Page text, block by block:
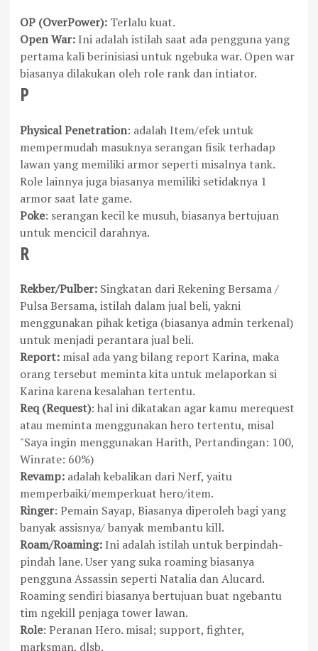
OP (OverPower): Terlalu kuat.
Open War:Ini adalah istilah saat ada pengguna yang
pertama kali berinisiasi untuk ngebuka war. Open war
biasanya dilakukan oleh role rank dan intiator.
P
Physical Penetration: adalah Item/efek untuk
mempermudah masuknya serangan fisik terhadap
lawan yang memiliki armor seperti misalnya tank.
Role lainnya juga biasanya memiliki setidaknya 1
armor saat late game.
Poke: serangan kecil ke musuh, biasanya bertujuan
untuk mencicil darahnya.
R
Rekber/Pulber: Singkatan dari Rekening Bersama /
Pulsa Bersama, istilah dalam jual beli, yakni
menggunakan pihak ketiga (biasanya admin terkenal)
untuk menjadi perantara jual beli.
Report: misal ada yang bilang report Karina, maka
orang tersebut meminta kita untuk melaporkan si
Karina karena kesalahan tertentu.
Req (Request): hal ini dikatakan agar kamu merequest
atau meminta menggunakan hero tertentu, misal
"Saya ingin menggunakan Harith, Pertandingan: 100,
Winrate: 60%)
Revamp: adalah kebalikan dari Nerf, yaitu
memperbaiki/memperkuat hero/item.
Ringer: Pemain Sayap, Biasanya diperoleh bagi yang
banyak assisnya/ banyak membantu kill.
Roam/Roaming:Ini adalah istilah untuk berpindah-
pindah lane. User yang suka roaming biasanya
pengguna Assassin seperti Natalia dan Alucard.
Roaming sendiri biasanya bertujuan buat ngebantu
tim ngekill penjaga tower lawan.
Role: Peranan Hero. misal; support, fighter,
marksman, dlsb.